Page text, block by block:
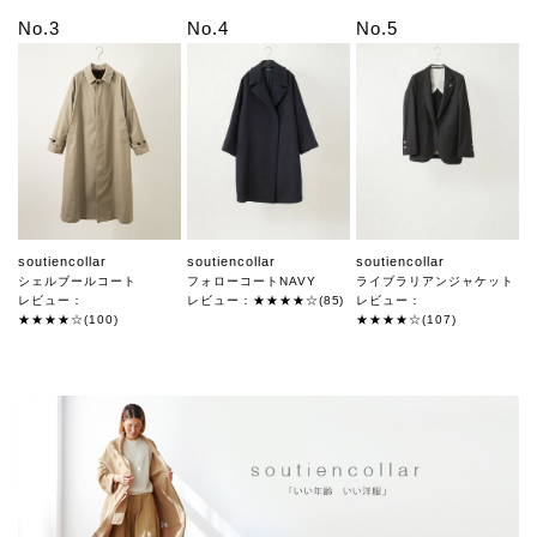
No.3
soutiencollar
シェルブールコート
レビュー：
★★★★☆(100)
No.4
soutiencollar
フォローコートNAVY
レビュー：★★★★☆(85)
No.5
soutiencollar
ライブラリアンジャケット
レビュー：
★★★★☆(107)